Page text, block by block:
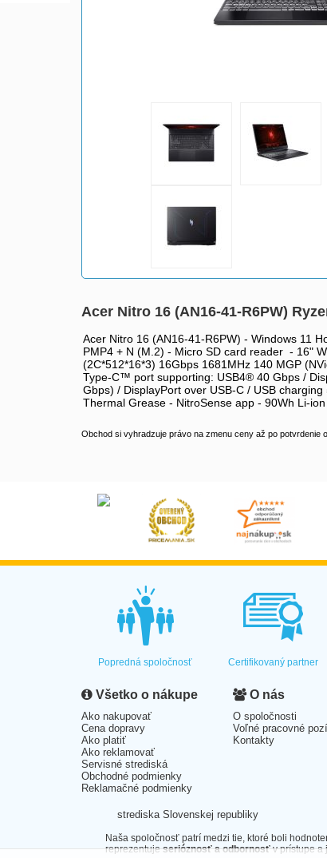
Acer Nitro 16 (AN16-41-R6PW)
Acer Nitro 16 (AN16-41-R6PW) - Windows 11
PMP4 + N (M.2) - Micro SD card reader - 16"
(2C*512*16*3) 16Gbps 1681MHz 140 MGP
Type-C™ port supporting: USB4® 40 Gbps /
Gbps) / DisplayPort over USB-C / USB
Thermal Grease - NitroSense app - 90Wh Li-
Obchod si vyhradzuje právo na zmenu ceny až po potvrdenie
Popredná spoločnosť Certifikovaný partner
Všetko o nákupe
Ako nakupovať
Cena dopravy
Ako platiť
Ako reklamovať
Servisné strediská
Obchodné podmienky
Reklamačné podmienky
O nás
O spoločnosti
Voľné pracovné
Kontakty
strediska Slovenskej republiky
Naša spoločnosť patrí medzi tie, ktoré boli
reprezentujeserióznosť a odbornosťv prístupe a